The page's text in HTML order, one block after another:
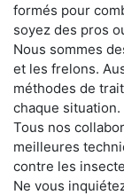
formés pour
soyez des pros
Nous sommes
et les frelons.
méthodes de
chaque situation.
Tous nos
meilleures
contre les
Ne vous